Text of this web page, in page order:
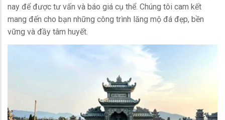
nay để được tư vấn và báo giá cụ thể. Chúng tôi cam kết
mang đến cho bạn những công trình lăng mộ đá đẹp, bền
vững và đầy tâm huyết.